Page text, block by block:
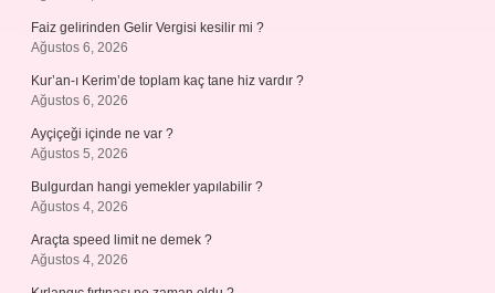
Faiz gelirinden Gelir Vergisi kesilir mi ?
Ağustos 6, 2026
Kur’an-ı Kerim’de toplam kaç tane hiz vardır ?
Ağustos 6, 2026
Ayçiçeği içinde ne var ?
Ağustos 5, 2026
Bulgurdan hangi yemekler yapılabilir ?
Ağustos 4, 2026
Araçta speed limit ne demek ?
Ağustos 4, 2026